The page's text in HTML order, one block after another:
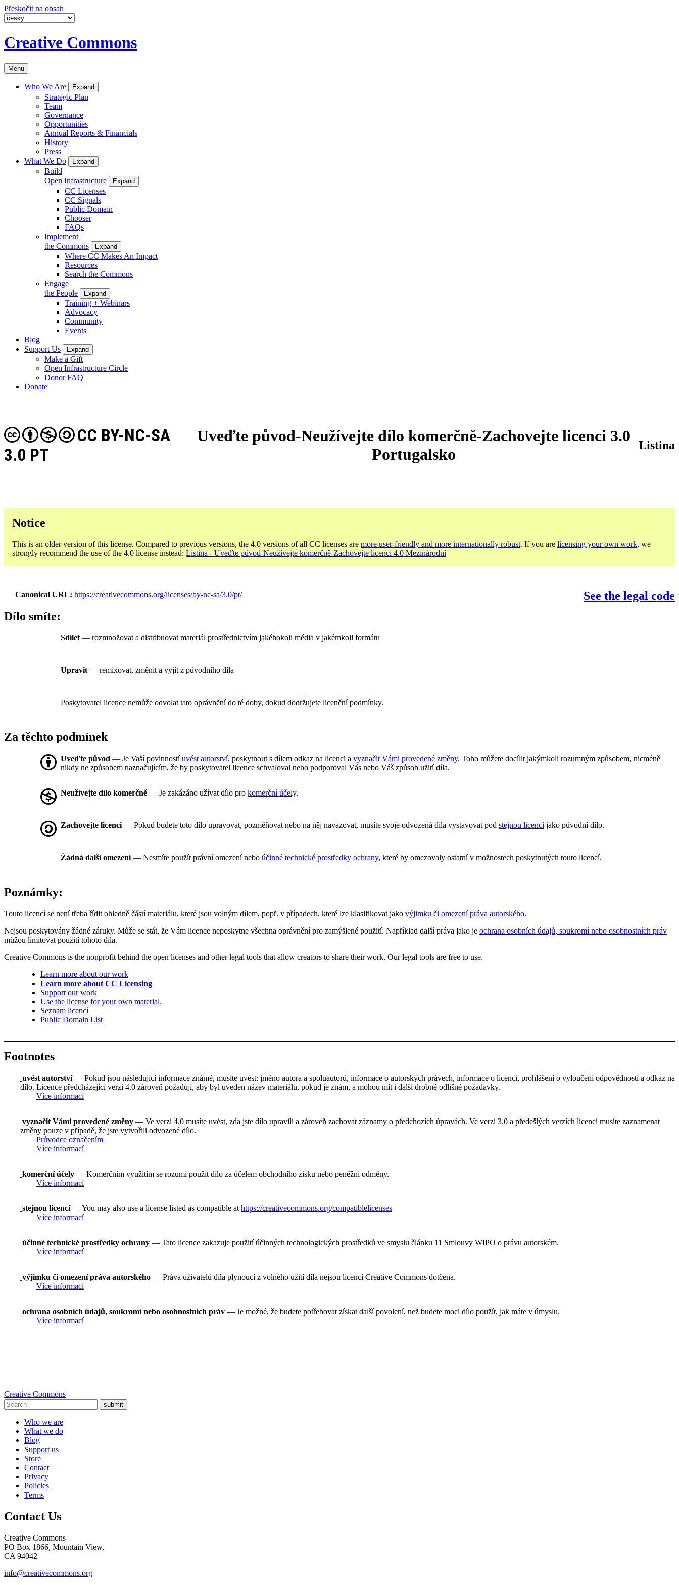
Přeskočit na obsah
Creative Commons
Menu
Who We Are Expand
Strategic Plan
Team
Governance
Opportunities
Annual Reports & Financials
History
Press
What We Do
Expand
Build
Open Infrastructure
Expand
CC Licenses
CC Signals
Public Domain
Chooser
FAQs
Implement
the Commons
Expand
Where CC Makes An Impact
Resources
Search the Commons
Engage
the People
Expand
Training + Webinars
Advocacy
Community
Events
Blog
Support Us
Expand
Make a Gift
Open Infrastructure Circle
Donor FAQ
Donate
Uveďte původ-Neužívejte dílo komerčně-Zachovejte licenci 3.0
Portugalsko
CC BY-NC-SA
3.0 PT
Listina
Notice
This is an older version of this license. Compared to previous versions, the 4.0 versions of all CC licenses are more user-friendly and more internationally robust. If you are licensing your own work, we
strongly recommend the use of the 4.0 license instead: Listina - Uveďte původ-Neužívejte komerčně-Zachovejte licenci 4.0 Mezinárodní
Canonical URL https://creativecommons.org/licenses/by-nc-sa/3.0/pt/
See the legal code
Dílo smíte:
Sdílet — rozmnožovat a distribuovat materiál prostřednictvím jakéhokoli média v jakémkoli formátu
Upravit — remixovat, změnit a vyjít z původního díla
Poskytovatel licence nemůže odvolat tato oprávnění do té doby, dokud dodržujete licenční podmínky.
Za těchto podmínek
Uveďte původ — Je Vaší povinnostíuvést autorství, poskytnout s dílem odkaz na licenci a vyznačit Vámi provedené změny. Toho můžete docílit jakýmkoli rozumným způsobem, nicméně
nikdy ne způsobem naznačujícím, že by poskytovatel licence schvaloval nebo podporoval Vás nebo Váš způsob užití díla.
Neužívejte dílo komerčně — Je zakázáno užívat dílo pro komerční účely.
Zachovejte licenci — Pokud budete toto dílo upravovat, pozměňovat nebo na něj navazovat, musíte svoje odvozená díla vystavovat pod stejnou licencíjako původní dílo.
Žádná další omezení— Nesmíte použít právní omezení nebo účinné technické prostředky ochrany, které by omezovaly ostatní v možnostech poskytnutých touto licencí.
Poznámky:
Touto licencí se není třeba řídit ohledně částí materiálu, které jsou volným dílem, popř. v případech, které lze klasifikovat jako výjimku či omezení práva autorského.
Nejsou poskytovány žádné záruky. Může se stát, že Vám licence neposkytne všechna oprávnění pro zamýšlené použití. Například další práva jako je ochrana osobních údajů, soukromí nebo osobnostních práv
můžou limitovat použití tohoto díla.
Creative Commons is the nonprofit behind the open licenses and other legal tools that allow creators to share their work. Our legal tools are free to use.
Learn more about our work
Learn more about CC Licensing
Support our work
Use the license for your own material.
Seznam licencí
Public Domain List
Footnotes
uvést autorství— Pokud jsou následující informace známé, musíte uvést: jméno autora a spoluautorů, informace o autorských právech, informace o licenci, prohlášení o vyloučení odpovědnosti a odkaz na
dílo. Licence předcházející verzi 4.0 zároveň požadují, aby byl uveden název materiálu, pokud je znám, a mohou mít i další drobné odlišné požadavky.
Více informací
vyznačit Vámi provedené změny — Ve verzi 4.0 musíte uvést, zda jste dílo upravili a zároveň zachovat záznamy o předchozích úpravách. Ve verzi 3.0 a předešlých verzích licencí musíte zaznamenat
změny pouze v případě, že jste vytvořili odvozené dílo.
Průvodce označením
Více informací
komerční účely — Komerčním využitím se rozumí použít dílo za účelem obchodního zisku nebo peněžní odměny.
Více informací
stejnou licencí— You may also use a license listed as compatible at https://creativecommons.org/compatiblelicenses
Více informací
účinné technické prostředky ochrany — Tato licence zakazuje použití účinných technologických prostředků ve smyslu článku 11 Smlouvy WIPO o právu autorském.
Více informací
výjimku či omezení práva autorského — Práva uživatelů díla plynoucí z volného užití díla nejsou licencí Creative Commons dotčena.
Více informací
ochrana osobních údajů, soukromí nebo osobnostních práv — Je možné, že budete potřebovat získat další povolení, než budete moci dílo použít, jak máte v úmyslu.
Více informací
Creative Commons
submit
Who we are
What we do
Blog
Support us
Store
Contact
Privacy
Policies
Terms
Contact Us
Creative Commons
PO Box 1866, Mountain View,
CA 94042
info@creativecommons.org